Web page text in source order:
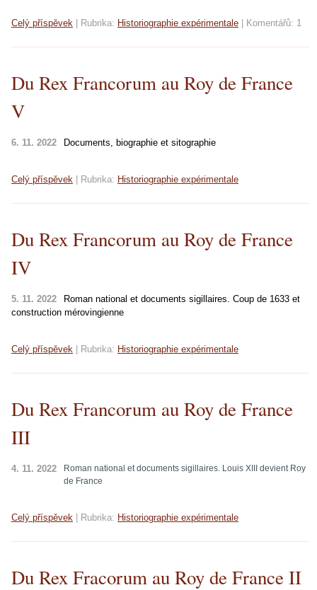
Celý příspěvek Rubrika: Historiographie expérimentale Komentářů: 1
Du Rex Francorum au Roy de France
V
6. 11. 2022 Documents, biographie et sitographie
Celý příspěvek Rubrika: Historiographie expérimentale
Du Rex Francorum au Roy de France
IV
5. 11. 2022
Roman national et documents sigillaires. Coup de 1633 et
construction mérovingienne
Celý příspěvek Rubrika: Historiographie expérimentale
Du Rex Francorum au Roy de France
III
4. 11. 2022
Roman national et documents sigillaires. Louis XIII devient Roy
de France
Celý příspěvek Rubrika: Historiographie expérimentale
Du Rex Fracorum au Roy de France II